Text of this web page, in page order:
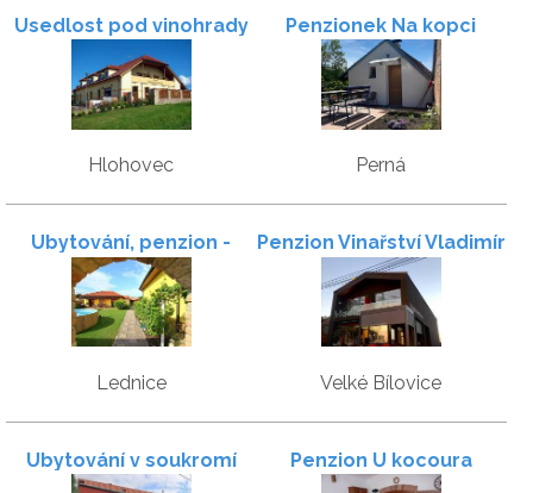
Usedlost pod vinohrady
Hlohovec
Penzionek Na kopci
Perná
Ubytování, penzion -
Korábová
Lednice
Penzion Vinařství Vladimír
Tetur
Velké Bílovice
Ubytování v soukromí Penzion U kocoura